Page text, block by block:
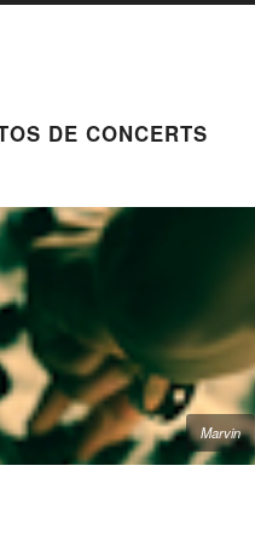
DE CONCERTS
Marvin